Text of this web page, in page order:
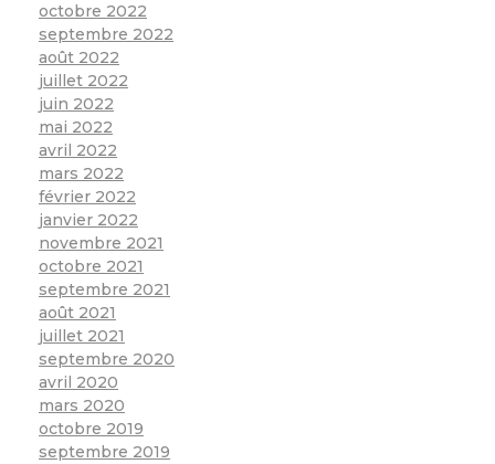
octobre 2022
septembre 2022
août 2022
juillet 2022
juin 2022
mai 2022
avril 2022
mars 2022
février 2022
janvier 2022
novembre 2021
octobre 2021
septembre 2021
août 2021
juillet 2021
septembre 2020
avril 2020
mars 2020
octobre 2019
septembre 2019